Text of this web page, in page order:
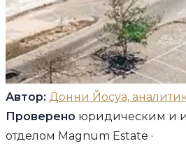
Автор: Донни Йосуа,
Проверено юридическим и
отделом Magnum Estate ·